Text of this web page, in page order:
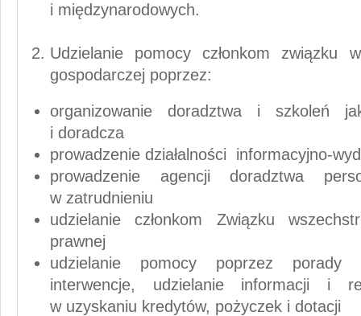
i międzynarodowych.
Udzielanie pomocy członkom związku
gospodarczej poprzez:
organizowanie doradztwa i szkoleń
i doradcza
prowadzenie działalności informacyjno-
prowadzenie agencji doradztwa
w zatrudnieniu
udzielanie członkom Związku
prawnej
udzielanie pomocy poprzez porady
interwencje, udzielanie informacji i
w uzyskaniu kredytów, pożyczek i dotacji